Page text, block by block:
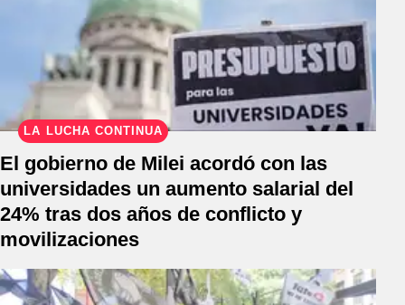
LA LUCHA CONTINÚA
El gobierno de Milei acordó con las
universidades un aumento salarial del
24% tras dos años de conflicto y
movilizaciones